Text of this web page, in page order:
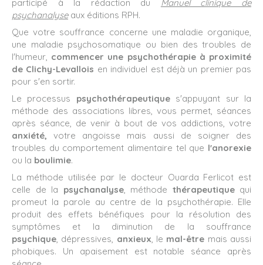
participé à la rédaction du Manuel clinique de
psychanalyse aux éditions RPH.
Que votre souffrance concerne une maladie organique,
une maladie psychosomatique ou bien des troubles de
l'humeur, commencer une psychothérapie à proximité
de Clichy-Levallois en individuel est déjà un premier pas
pour s'en sortir.
Le processus psychothérapeutiques'appuyant sur la
méthode des associations libres, vous permet, séances
après séance, de venir à bout de vos addictions, votre
anxiété, votre angoisse mais aussi de soigner des
troubles du comportement alimentaire tel que l'anorexie
ou la boulimie.
La méthode utilisée par le docteur Ouarda Ferlicot est
celle de la psychanalyse, méthode thérapeutiquequi
promeut la parole au centre de la psychothérapie. Elle
produit des effets bénéfiques pour la résolution des
symptômes et la diminution de la souffrance
psychique, dépressives, anxieux, le mal-être mais aussi
phobiques. Un apaisement est notable séance après